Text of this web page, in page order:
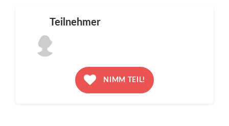
Teilnehmer
NIMM TEIL!